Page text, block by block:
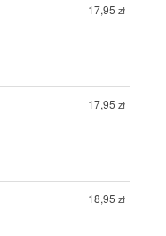
17,95 zł
17,95 zł
18,95 zł